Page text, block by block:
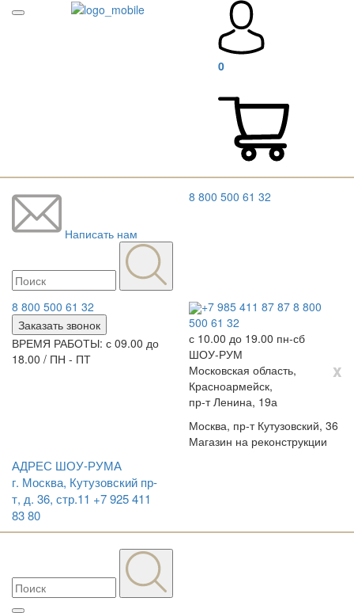
0
Написать нам
8 800 500 61 32
8 800 500 61 32
Заказать звонок
ВРЕМЯ РАБОТЫ: с 09.00 до
18.00 / ПН - ПТ
+7 985 411 87 87 8 800
500 61 32
с 10.00 до 19.00 пн-сб
ШОУ-РУМ
x
Московская область,
Красноармейск,
пр-т Ленина, 19а
Москва, пр-т Кутузовский, 36
Магазин на реконструкции
АДРЕС ШОУ-РУМА
г. Москва, Кутузовский пр-
т, д. 36, стр.11 +7 925 411
83 80